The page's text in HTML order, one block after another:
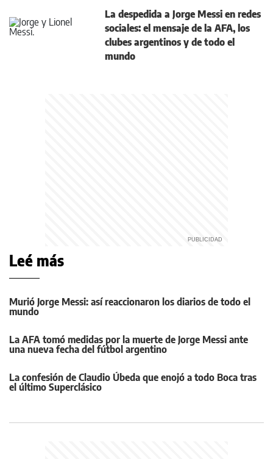
La despedida a Jorge Messi en redes
sociales: el mensaje de la AFA, los
clubes argentinos y de todo el
mundo
Leé más
Murió Jorge Messi: así reaccionaron los diarios de todo el
mundo
La AFA tomó medidas por la muerte de Jorge Messi ante
una nueva fecha del fútbol argentino
La confesión de Claudio Úbeda que enojó a todo Boca tras
el último Superclásico